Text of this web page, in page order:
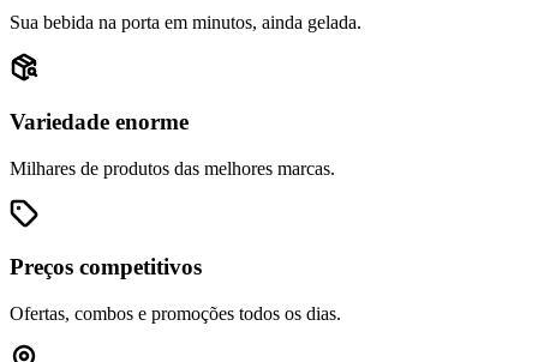
Sua bebida na porta em minutos, ainda gelada.
Variedade enorme
Milhares de produtos das melhores marcas.
Preços competitivos
Ofertas, combos e promoções todos os dias.